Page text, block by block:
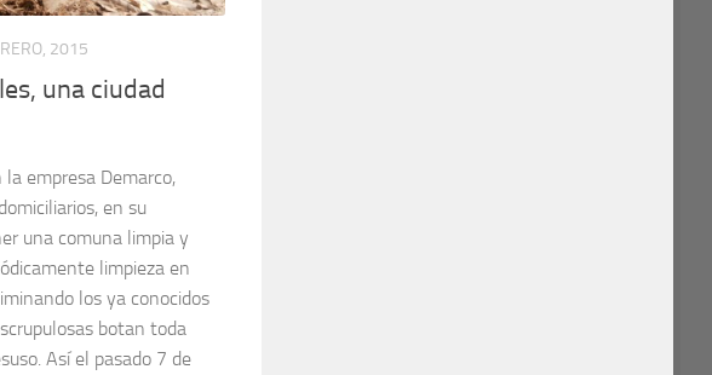
2015
una ciudad
empresa Demarco,
en su
una comuna limpia y
limpieza en
los ya conocidos
botan toda
Así el pasado 7 de